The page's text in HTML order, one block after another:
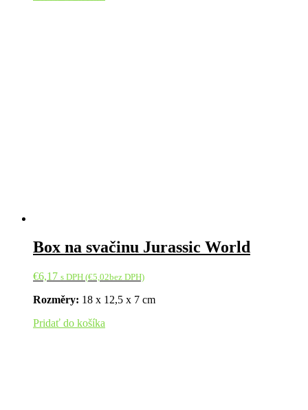
Box na svačinu Jurassic World
€6,17 s DPH (€5,02bez DPH)
Rozměry: 18 x 12,5 x 7 cm
Pridať do košíka